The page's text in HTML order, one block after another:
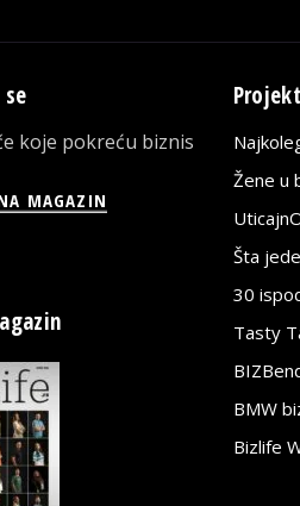
koje pokreću biznis
MAGAZIN
Žene u
Šta
30
Tasty
BMW
Bizlife